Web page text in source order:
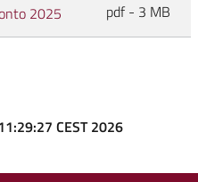
2025 pdf - 3 MB
CEST 2026